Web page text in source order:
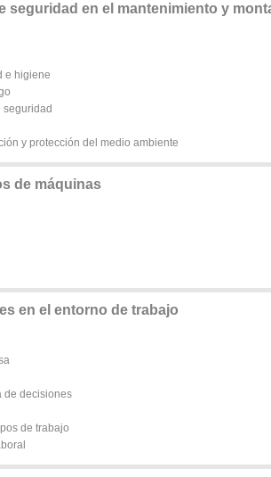
seguridad en el mantenimiento y
e higiene
seguridad
y protección del medio ambiente
de máquinas
en el entorno de trabajo
de decisiones
de trabajo